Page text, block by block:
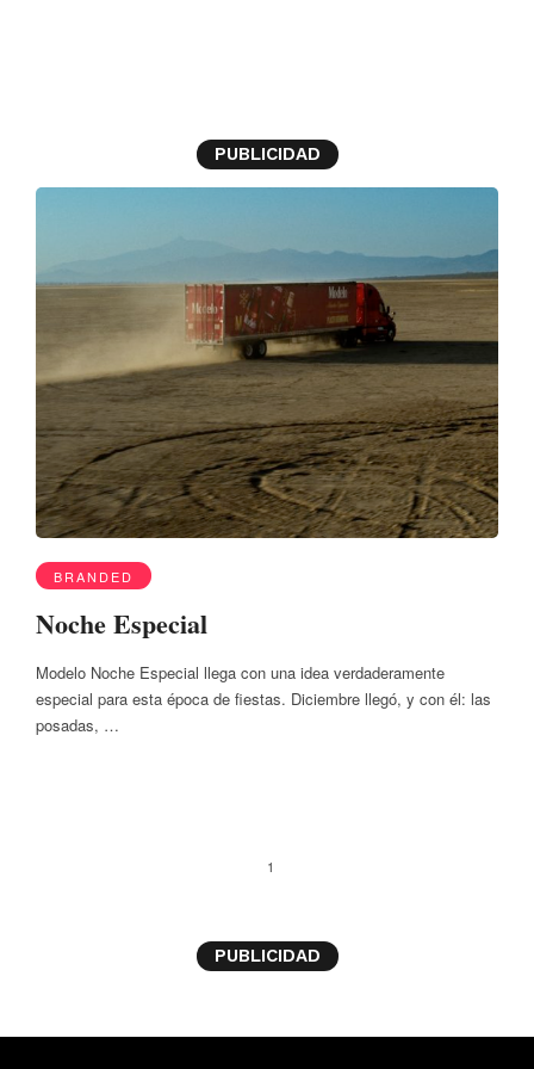
PUBLICIDAD
BRANDED
Noche Especial
Modelo Noche Especial llega con una idea verdaderamente
especial para esta época de fiestas. Diciembre llegó, y con él: las
posadas, …
1
PUBLICIDAD